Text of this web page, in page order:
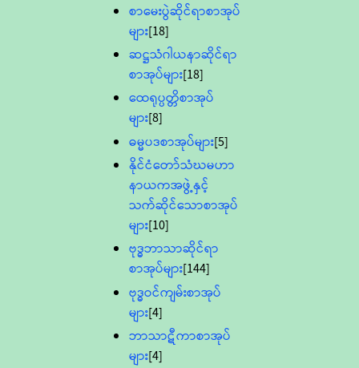
စာမေးပွဲဆိုင်ရာစာအုပ်
များ[18]
ဆဋ္ဌသံဂါယနာဆိုင်ရာ
စာအုပ်များ[18]
ထေရုပ္ပတ္တိစာအုပ်
များ[8]
ဓမ္မပဒစာအုပ်များ[5]
နိုင်ငံတော်သံဃမဟာ
နာယကအဖွဲ့နှင့်
သက်ဆိုင်သောစာအုပ်
များ[10]
ဗုဒ္ဓဘာသာဆိုင်ရာ
စာအုပ်များ[144]
ဗုဒ္ဓဝင်ကျမ်းစာအုပ်
များ[4]
ဘာသာဋီကာစာအုပ်
များ[4]